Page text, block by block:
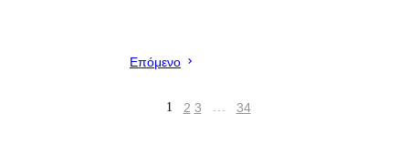
Επόμενο
1 2 3 … 34